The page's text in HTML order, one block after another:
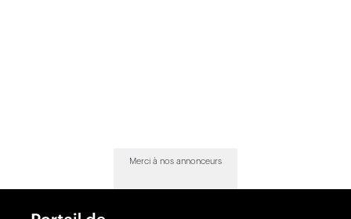
Merci à nos annonceurs